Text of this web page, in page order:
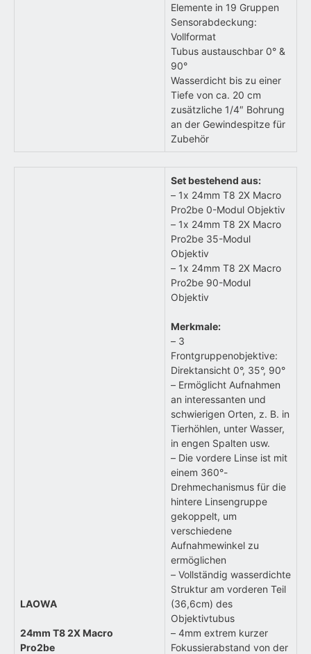
Elemente in 19 Gruppen
Sensorabdeckung:
Vollformat
Tubus austauschbar 0° &
90°
Wasserdicht bis zu einer
Tiefe von ca. 20 cm
zusätzliche 1/4″ Bohrung
an der Gewindespitze für
Zubehör
LAOWA
24mm T8 2X Macro
Pro2be
Set bestehend aus:
– 1x 24mm T8 2X Macro
Pro2be 0-Modul Objektiv
– 1x 24mm T8 2X Macro
Pro2be 35-Modul
Objektiv
– 1x 24mm T8 2X Macro
Pro2be 90-Modul
Objektiv
Merkmale:
– 3
Frontgruppenobjektive:
Direktansicht 0°, 35°, 90°
– Ermöglicht Aufnahmen
an interessanten und
schwierigen Orten, z. B. in
Tierhöhlen, unter Wasser,
in engen Spalten usw.
– Die vordere Linse ist mit
einem 360°-
Drehmechanismus für die
hintere Linsengruppe
gekoppelt, um
verschiedene
Aufnahmewinkel zu
ermöglichen
– Vollständig wasserdichte
Struktur am vorderen Teil
(36,6cm) des
Objektivtubus
– 4mm extrem kurzer
Fokussierabstand von der